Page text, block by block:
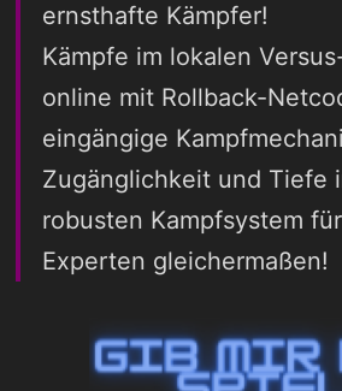
ernsthafte Kämpfer!
Kämpfe im lokalen
online mit Rollback-
eingängige
Zugänglichkeit und Tiefe
robusten Kampfsystem
Experten gleichermaßen!